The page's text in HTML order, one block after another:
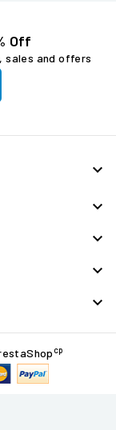
Off
sales and offers





cp